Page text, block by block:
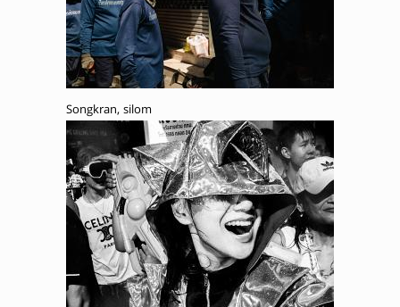
Songkran, silom